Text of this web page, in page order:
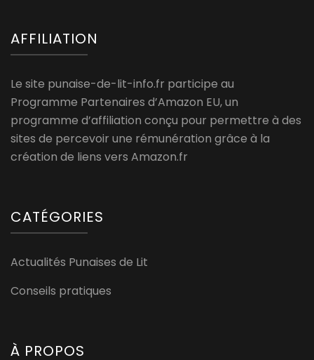
AFFILIATION
Le site punaise-de-lit-info.fr participe au
Programme Partenaires d’Amazon EU, un
programme d’affiliation conçu pour permettre à des
sites de percevoir une rémunération grâce à la
création de liens vers Amazon.fr
CATÉGORIES
Actualités Punaises de Lit
Conseils pratiques
À PROPOS